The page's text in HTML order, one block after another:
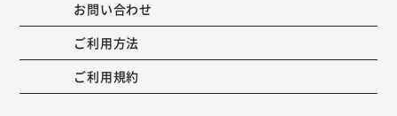
お問い合わせ
ご利用方法
ご利用規約